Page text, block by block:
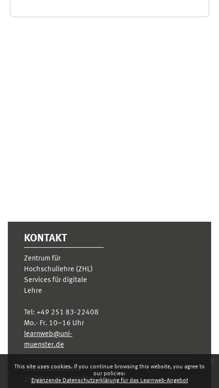
This site uses cookies. If you continue browsing this website, you agree to
our policies:
Ergänzende Datenschutzerklärung für das Learnweb-Angebot
x
KONTAKT
Zentrum für
Hochschullehre (ZHL)
Services für digitale
Lehre
Tel: +49 251 83-22408
Mo.- Fr. 10–16 Uhr
learnweb@uni-
muenster.de
Privacy statement
Switch to the standard theme